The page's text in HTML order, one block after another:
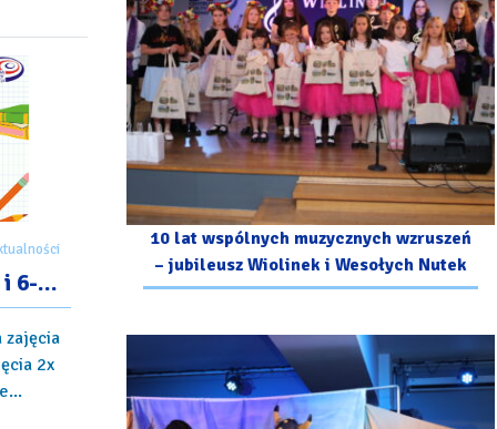
6-
zajęcia
2x
10 lat wspólnych muzycznych wzruszeń
– jubileusz Wiolinek i Wesołych Nutek